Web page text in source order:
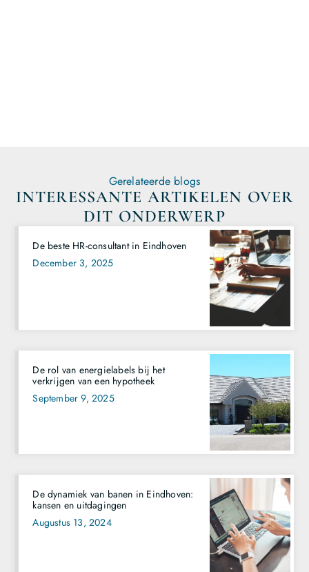
Gerelateerde blogs
INTERESSANTE ARTIKELEN OVER
DIT ONDERWERP
De beste HR-consultant in Eindhoven
December 3, 2025
De rol van energielabels bij het
verkrijgen van een hypotheek
September 9, 2025
De dynamiek van banen in Eindhoven:
kansen en uitdagingen
Augustus 13, 2024